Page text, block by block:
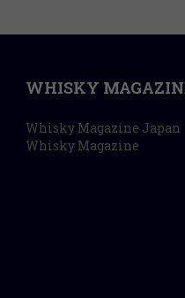
WHISKY
Whisky Magazine Japan
Whisky Magazine